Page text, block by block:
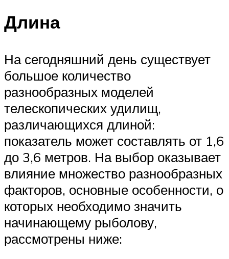
Длина
На сегодняшний день существует
большое количество
разнообразных моделей
телескопических удилищ,
различающихся длиной:
показатель может составлять от 1,6
до 3,6 метров. На выбор оказывает
влияние множество разнообразных
факторов, основные особенности, о
которых необходимо значить
начинающему рыболову,
рассмотрены ниже: